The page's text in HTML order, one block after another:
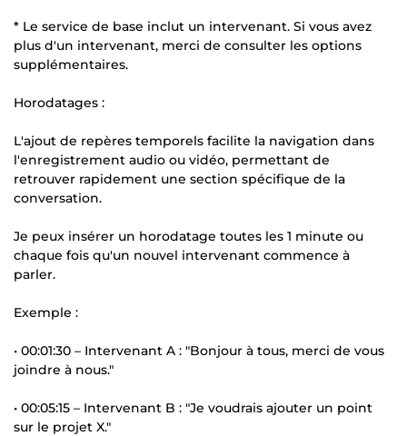
* Le service de base inclut un intervenant. Si vous avez
plus d'un intervenant, merci de consulter les options
supplémentaires.
Horodatages :
L'ajout de repères temporels facilite la navigation dans
l'enregistrement audio ou vidéo, permettant de
retrouver rapidement une section spécifique de la
conversation.
Je peux insérer un horodatage toutes les 1 minute ou
chaque fois qu'un nouvel intervenant commence à
parler.
Exemple :
• 00:01:30 – Intervenant A : "Bonjour à tous, merci de vous
joindre à nous."
• 00:05:15 – Intervenant B : "Je voudrais ajouter un point
sur le projet X."